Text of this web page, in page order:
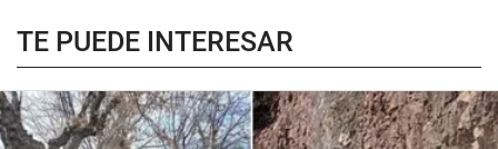
TE PUEDE INTERESAR